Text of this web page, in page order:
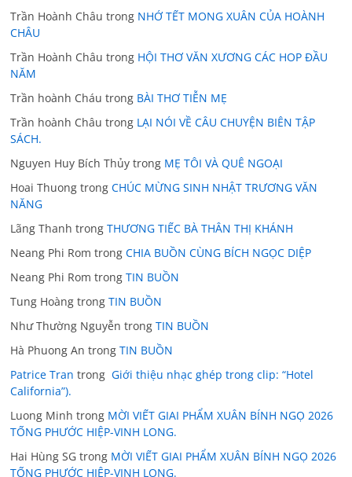
Trần Hoành Châu trong NHỚ TẾT MONG XUÂN CỦA HOÀNH
CHÂU
Trần Hoành Châu trong HỘI THƠ VĂN XƯƠNG CÁC HOP ĐẦU
NĂM
Trần hoành Cháu trong BÀI THƠ TIỄN MẸ
Trần hoành Châu trong LẠI NÓI VỀ CÂU CHUYỆN BIÊN TẬP
SÁCH.
Nguyen Huy Bích Thủy trong MẸ TÔI VÀ QUÊ NGOẠI
Hoai Thuong trongCHÚC MỪNG SINH NHẬT TRƯƠNG VĂN
NĂNG
Lãng Thanh trongTHƯƠNG TIẾC BÀ THÂN THỊ KHÁNH
Neang Phi Rom trongCHIA BUỒN CÙNG BÍCH NGỌC DIỆP
Neang Phi Rom trongTIN BUỒN
Tung Hoàng trongTIN BUỒN
Như Thường Nguyễn trongTIN BUỒN
Hà Phuong An trongTIN BUỒN
Patrice Tran trong Giới thiệu nhạc ghép trong clip: “Hotel
California”).
Luong Minh trong MỜI VIẾT GIAI PHẨM XUÂN BÍNH NGỌ 2026
TỐNG PHƯỚC HIỆP-VINH LONG.
Hai Hùng SG trong MỜI VIẾT GIAI PHẨM XUÂN BÍNH NGỌ 2026
TỐNG PHƯỚC HIỆP-VINH LONG.